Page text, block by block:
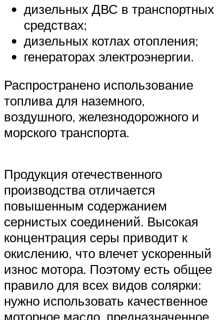
дизельных ДВС в транспортных
средствах;
дизельных котлах отопления;
генераторах электроэнергии.
Распространено использование
топлива для наземного,
воздушного, железнодорожного и
морского транспорта.
Продукция отечественного
производства отличается
повышенным содержанием
сернистых соединений. Высокая
концентрация серы приводит к
окислению, что влечет ускоренный
износ мотора. Поэтому есть общее
правило для всех видов солярки:
нужно использовать качественное
моторное масло, предназначенное